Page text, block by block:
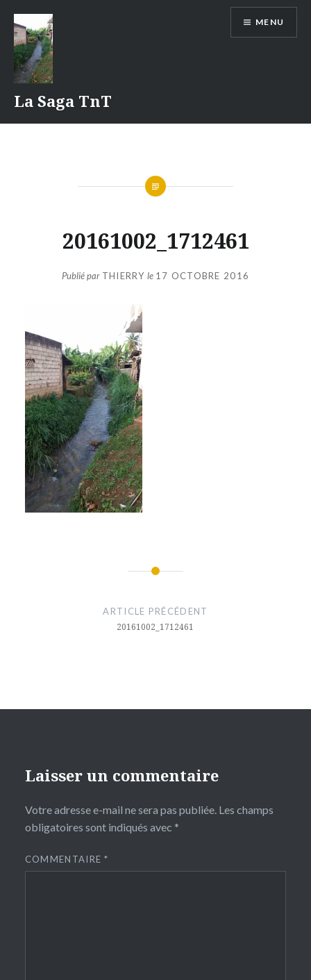
contenu
La Saga TnT
MENU
20161002_1712461
Publié par THIERRY le 17 OCTOBRE 2016
ARTICLE PRÉCÉDENT
20161002_1712461
Laisser un commentaire
Votre adresse e-mail ne sera pas publiée. Les champs
obligatoires sont indiqués avec *
COMMENTAIRE*